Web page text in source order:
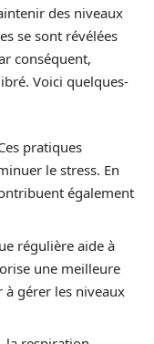
des niveaux
se sont révélées
conséquent,
Voici quelques-
pratiques
le stress. En
également
régulière aide à
une meilleure
gérer les niveaux